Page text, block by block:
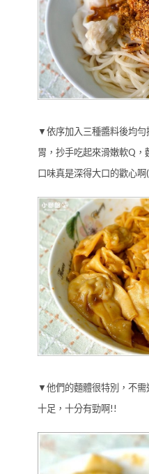
▼依序加入三種醬料後均勻
胃，抄手吃起來滑嫩軟Q
口味真是深得大口的歡心啊
▼他們的麵體很特別，不需
十足，十分有勁啊!!